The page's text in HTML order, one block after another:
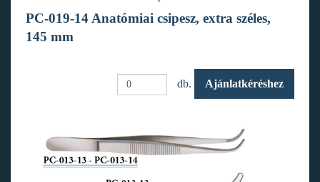
PC-019-14 Anatómiai csipesz, extra széles,
145 mm
db. Ajánlatkéréshez